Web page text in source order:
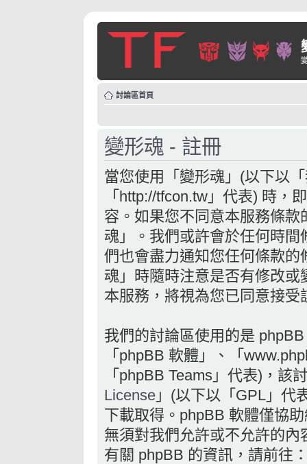
討論區首頁
變形魂 - 註冊
當您使用「變形魂」(以下以
「http://tfcon.tw」代表) 時，
容。如果您不同意本服務條
魂」。我們或許會於任何時
們也會盡力通知您任何條款
魂」時隨時注意是否有修改
本服務，將視為您已同意接受
我們的討論區使用的是
「phpBB 軟體」、「
「phpBB Teams」代表)，該
License 」(以下以「GPL」代
下載取得。phpBB 軟體僅協
無須對我們允許或不允許的
有關 phpBB 的資訊，請前往